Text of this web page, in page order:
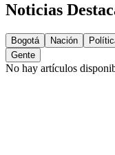
Noticias
Bogotá Nación
Gente
No hay artículos